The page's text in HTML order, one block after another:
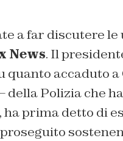
a far discutere
News. Il
quanto accaduto
della Polizia che
prima detto di